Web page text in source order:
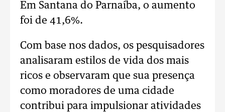
Em Santana do Parnaíba, o aumento
foi de 41,6%.
Com base nos dados, os pesquisadores
analisaram estilos de vida dos mais
ricos e observaram que sua presença
como moradores de uma cidade
contribui para impulsionar atividades